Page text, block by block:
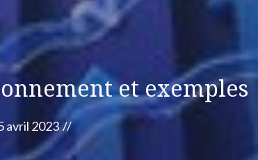
et exemples
avril 2023 //